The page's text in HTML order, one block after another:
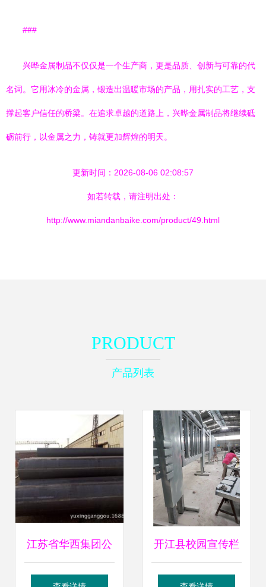
###
兴晔金属制品不仅仅是一个生产商，更是品质、创新与可靠的代
名词。它用冰冷的金属，锻造出温暖市场的产品，用扎实的工艺，支
撑起客户信任的桥梁。在追求卓越的道路上，兴晔金属制品将继续砥
砺前行，以金属之力，铸就更加辉煌的明天。
更新时间：2026-08-06 02:08:57
如若转载，请注明出处：
http://www.miandanbaike.com/product/49.html
PRODUCT
产品列表
江苏省华西集团公
司江阴市华士金属
开江县校园宣传栏
价格解析——以成